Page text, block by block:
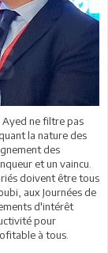
ne filtre pas
la nature des
des
et un vaincu.
doivent être tous
aux Journées de
d'intérêt
pour
à tous.